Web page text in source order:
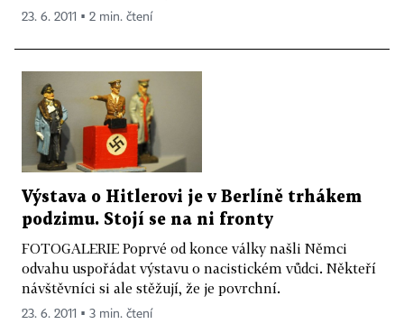
23. 6. 2011 ▪ 2 min. čtení
Výstava o Hitlerovi je v Berlíně trhákem
podzimu. Stojí se na ni fronty
FOTOGALERIE Poprvé od konce války našli Němci
odvahu uspořádat výstavu o nacistickém vůdci. Někteří
návštěvníci si ale stěžují, že je povrchní.
23. 6. 2011 ▪ 3 min. čtení